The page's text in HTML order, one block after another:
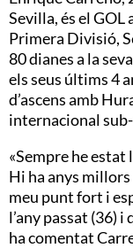
Sevilla, és el GOL
Primera Divisió,
80 dianes a la
els seus últims 4
d’ascens amb
internacional
«Sempre he estat
Hi ha anys
meu punt fort i
l’any passat (36)
ha comentat